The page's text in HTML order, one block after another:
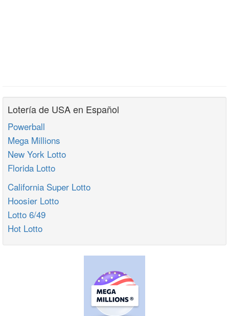
Lotería de USA en Español
Powerball
Mega Millions
New York Lotto
Florida Lotto
California Super Lotto
Hoosier Lotto
Lotto 6/49
Hot Lotto